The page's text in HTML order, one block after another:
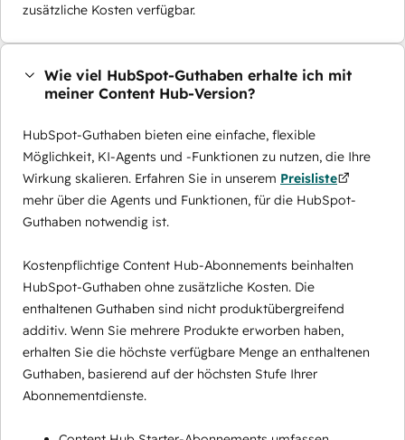
zusätzliche Kosten verfügbar.
Wie viel HubSpot-Guthaben erhalte ich mit
meiner Content Hub-Version?
HubSpot-Guthaben bieten eine einfache, flexible
Möglichkeit, KI-Agents und -Funktionen zu nutzen, die Ihre
Wirkung skalieren. Erfahren Sie in unserem Preisliste
mehr über die Agents und Funktionen, für die HubSpot-
Guthaben notwendig ist.
Kostenpflichtige Content Hub-Abonnements beinhalten
HubSpot-Guthaben ohne zusätzliche Kosten. Die
enthaltenen Guthaben sind nicht produktübergreifend
additiv. Wenn Sie mehrere Produkte erworben haben,
erhalten Sie die höchste verfügbare Menge an enthaltenen
Guthaben, basierend auf der höchsten Stufe Ihrer
Abonnementdienste.